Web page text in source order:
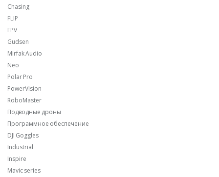
Chasing
FLIP
FPV
Gudsen
Mirfak Audio
Neo
Polar Pro
PowerVision
RoboMaster
Подводные дроны
Программное обеспечение
DJI Goggles
Industrial
Inspire
Mavic series